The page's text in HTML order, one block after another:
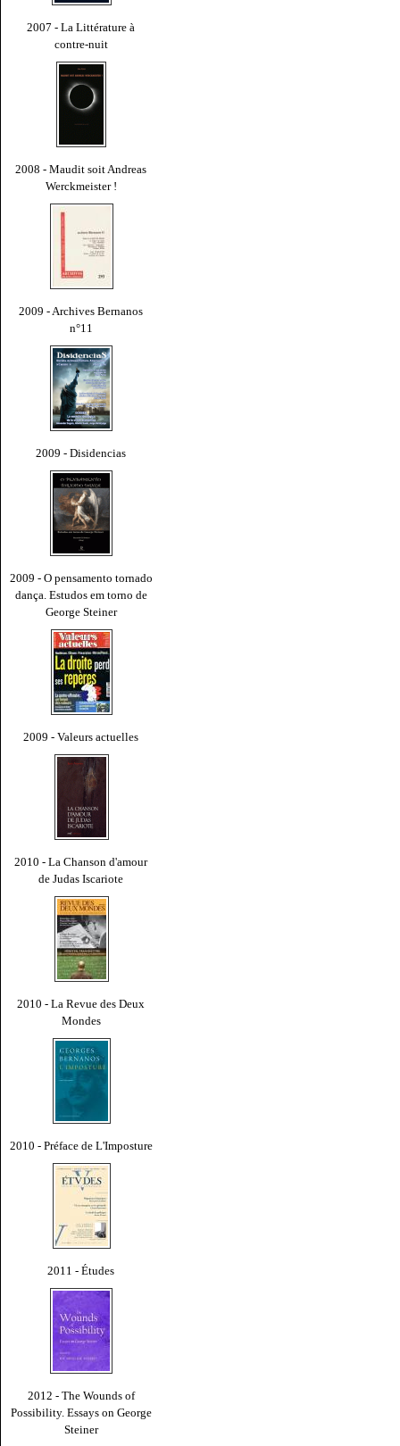
2007 - La Littérature à
contre-nuit
2008 - Maudit soit Andreas
Werckmeister !
2009 - Archives Bernanos
n°11
2009 - Disidencias
2009 - O pensamento tornado
dança. Estudos em torno de
George Steiner
2009 - Valeurs actuelles
2010 - La Chanson d'amour
de Judas Iscariote
2010 - La Revue des Deux
Mondes
2010 - Préface de L'Imposture
2011 - Études
2012 - The Wounds of
Possibility. Essays on George
Steiner